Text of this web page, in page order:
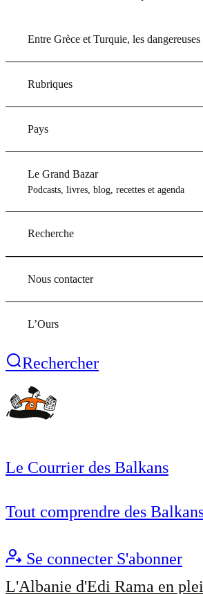
Entre Grèce et Turquie, les
Rubriques
Pays
Le Grand Bazar
Podcasts, livres, blog, recettes et agenda
Recherche
Nous contacter
L’Ours
Rechercher
Le Courrier des Balkans
Tout comprendre des
Se connecter S'abonner
L'Albanie d'Edi Rama en